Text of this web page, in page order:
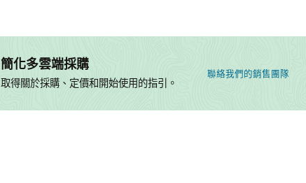
簡化多雲端採購
取得關於採購、定價和開始使用的指引。
聯絡我們的銷售團隊